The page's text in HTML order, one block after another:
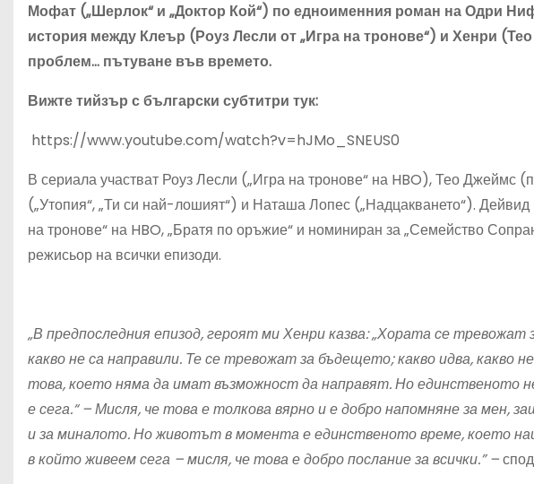
Мофат („Шерлок“ и „Доктор Кой“) по едноименния роман на Одри
история между Клеър (Роуз Лесли от „Игра на тронове“) и Хенри
проблем… пътуване във времето.
Вижте тийзър с български субтитри тук:
https://www.youtube.com/watch?v=hJMo_SNEUS0
В сериала участват Роуз Лесли („Игра на тронове“ на HBO), Тео Джеймс
(„Утопия“, „Ти си най-лошият“) и Наташа Лопес („Надцакването“).
на тронове“ на HBO, „Братя по оръжие“ и номиниран за „Семейство
режисьор на всички епизоди.
„В предпоследния епизод, героят миХенри казва: „Хората се тревожат
какво не са направили. Те се тревожат за бъдещето; какво идва, какво
това, което няма да имат възможност да направят. Но единственото
е сега.“–Мисля, че това е толкова вярно и е добро напомняне за мен,
и за миналото. Но животът в момента е единственото време, което
в който живеем сега –мисля, че това е добро послание за всички.” –